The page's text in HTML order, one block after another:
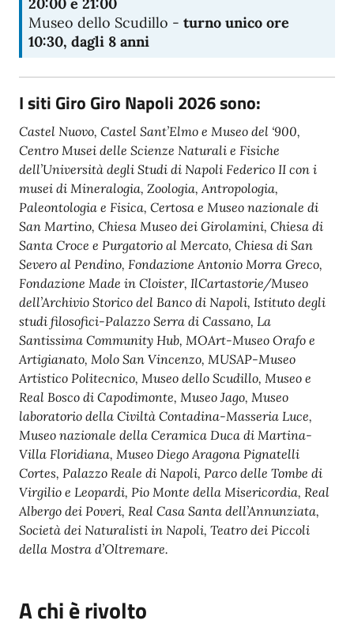
Museo dello Scudillo - turno unico ore
10:30, dagli 8 anni
I siti Giro Giro Napoli 2026 sono:
Castel Nuovo, Castel Sant’Elmo e Museo del ‘900,
Centro Musei delle Scienze Naturali e Fisiche
dell’Università degli Studi di Napoli Federico II con i
musei di Mineralogia, Zoologia, Antropologia,
Paleontologia e Fisica, Certosa e Museo nazionale di
San Martino, Chiesa Museo dei Girolamini, Chiesa di
Santa Croce e Purgatorio al Mercato, Chiesa di San
Severo al Pendino, Fondazione Antonio Morra Greco,
Fondazione Made in Cloister, IlCartastorie/Museo
dell’Archivio Storico del Banco di Napoli, Istituto degli
studi filosofici-Palazzo Serra di Cassano, La
Santissima Community Hub, MOArt-Museo Orafo e
Artigianato, Molo San Vincenzo, MUSAP-Museo
Artistico Politecnico, Museo dello Scudillo, Museo e
Real Bosco di Capodimonte, Museo Jago, Museo
laboratorio della Civiltà Contadina-Masseria Luce,
Museo nazionale della Ceramica Duca di Martina-
Villa Floridiana, Museo Diego Aragona Pignatelli
Cortes, Palazzo Reale di Napoli, Parco delle Tombe di
Virgilio e Leopardi, Pio Monte della Misericordia, Real
Albergo dei Poveri, Real Casa Santa dell’Annunziata,
Società dei Naturalisti in Napoli, Teatro dei Piccoli
della Mostra d’Oltremare.
A chi è rivolto